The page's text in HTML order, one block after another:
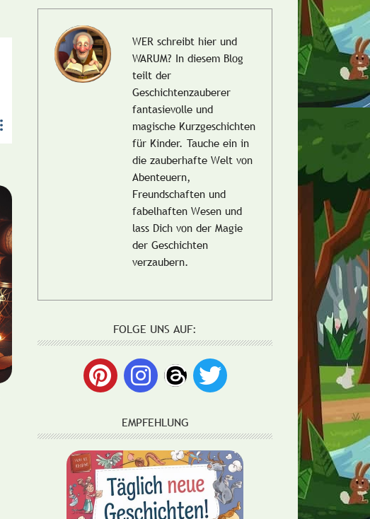
WER schreibt hier und
WARUM? In diesem Blog
teilt der
Geschichtenzauberer
fantasievolle und
magische Kurzgeschichten
für Kinder. Tauche ein in
die zauberhafte Welt von
Abenteuern,
Freundschaften und
fabelhaften Wesen und
lass Dich von der Magie
der Geschichten
verzaubern.
FOLGE UNS AUF:
EMPFEHLUNG